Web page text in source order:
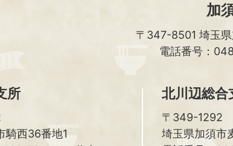
加
〒347-8501 埼玉
電話番号：
所
騎西36番地1
北川辺総合
〒349-1292
埼玉県加須市